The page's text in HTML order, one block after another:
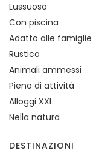
Lussuoso
Con piscina
Adatto alle famiglie
Rustico
Animali ammessi
Pieno di attività
Alloggi XXL
Nella natura
DESTINAZIONI